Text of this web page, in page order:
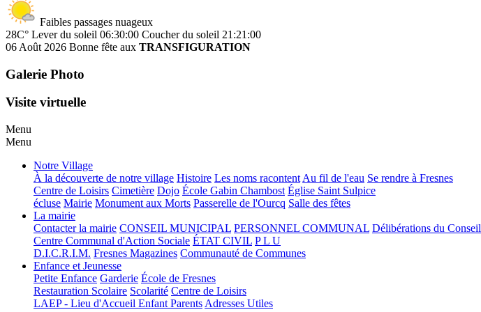
Faibles passages nuageux
28C° Lever du soleil 06:30:00 Coucher du soleil 21:21:00
06 Août 2026 Bonne fête aux TRANSFIGURATION
Galerie Photo
Visite virtuelle
Menu
Menu
Notre Village
À la découverte de notre village Histoire Les noms racontent Au fil de l'eau Se rendre à Fresnes
Centre de Loisirs Cimetière Dojo École Gabin Chambost Église Saint Sulpice
écluse Mairie Monument aux Morts Passerelle de l'Ourcq Salle des fêtes
La mairie
Contacter la mairie CONSEIL MUNICIPAL PERSONNEL COMMUNAL Délibérations du Conseil
Centre Communal d'Action Sociale ÉTAT CIVIL P L U
D.I.C.R.I.M. Fresnes Magazines Communauté de Communes
Enfance et Jeunesse
Petite Enfance Garderie École de Fresnes
Restauration Scolaire Scolarité Centre de Loisirs
LAEP - Lieu d'Accueil Enfant Parents Adresses Utiles